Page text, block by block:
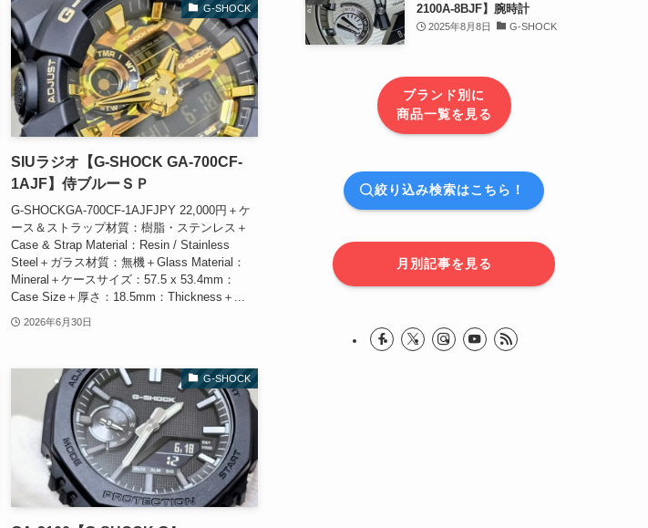
G-SHOCK
SIUラジオ【G-SHOCK GA-700CF-
1AJF】侍ブルーＳＰ
G-SHOCKGA-700CF-1AJFJPY 22,000円＋ケ
ース＆ストラップ材質：樹脂・ステンレス＋
Case & Strap Material：Resin / Stainless
Steel＋ガラス材質：無機＋Glass Material：
Mineral＋ケースサイズ：57.5 x 53.4mm：
Case Size＋厚さ：18.5mm：Thickness＋...
2026年6月30日
G-SHOCK
2100A-8BJF】腕時計
2025年8月8日 G-SHOCK
ブランド別に
商品一覧を見る
絞り込み検索はこちら！
月別記事を見る